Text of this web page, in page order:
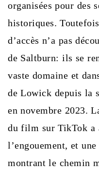
organisées pour des
historiques.
d’accès n’a pas
de Saltburn: ils se
vaste domaine et
de Lowick depuis la
en novembre 2023.
du film sur TikTok a
l’engouement, et
montrant le chemin